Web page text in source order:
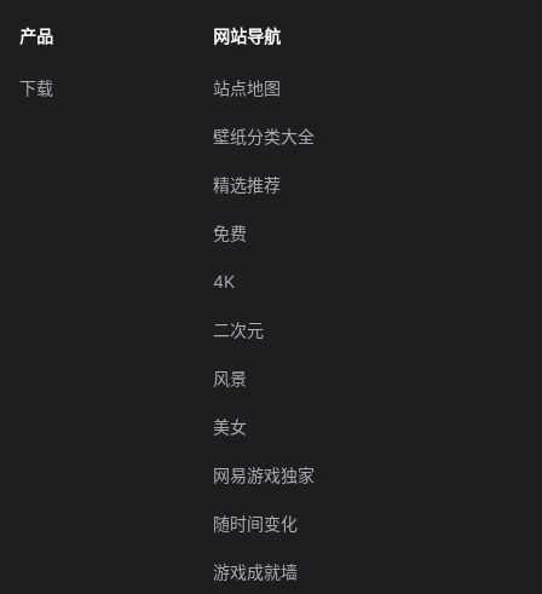
产品
下载
网站导航
站点地图
壁纸分类大全
精选推荐
免费
4K
二次元
风景
美女
网易游戏独家
随时间变化
游戏成就墙